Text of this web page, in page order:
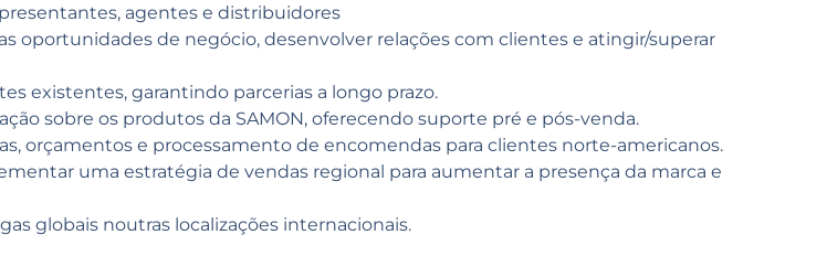
agentes e distribuidores
oportunidades de negócio, desenvolver relações com clientes e atingir/superar
existentes, garantindo parcerias a longo prazo.
sobre os produtos da SAMON, oferecendo suporte pré e pós-venda.
orçamentos e processamento de encomendas para clientes norte-americanos.
uma estratégia de vendas regional para aumentar a presença da marca e
globais noutras localizações internacionais.